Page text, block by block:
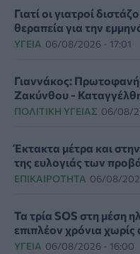
Γιατί οι γιατροί
θεραπεία για την
ΥΓΕΊΑ 06/08/2026 - 17:01
Γιαννάκος:
Ζακύνθου -
ΠΟΛΙΤΙΚΉ ΥΓΕΊΑΣ 06/08/
Έκτακτα μέτρα και
της ευλογιάς των
ΕΠΙΚΑΙΡΌΤΗΤΑ 06/08/
Τα τρία SOS στη μέση
επιπλέον χρόνια χωρίς
ΥΓΕΊΑ 06/08/2026 - 16:00